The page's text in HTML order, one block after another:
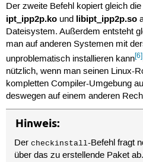
Der zweite Befehl kopiert gleich
ipt_ipp2p.kound libipt_ipp2p.so
Dateisystem. Außerdem entsteht
man auf anderen Systemen mit
unproblematisch installieren kann[6]
nützlich, wenn man seinen Linux-
kompletten Compiler-Umgebung
deswegen auf einem anderen
Hinweis:
Dercheckinstall-Befehl fragt
über das zu erstellende Paket